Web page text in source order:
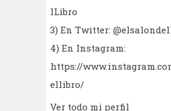
lLibro
3) En Twitter:
4) En Instagram:
https://
ellibro/
Ver todo mi perfil